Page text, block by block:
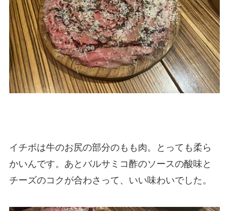
イチボは牛のお尻の部分のもも肉。とっても柔ら
かいんです。あとバルサミコ酢のソースの酸味と
チーズのコクが合わさって、いい味わいでした。